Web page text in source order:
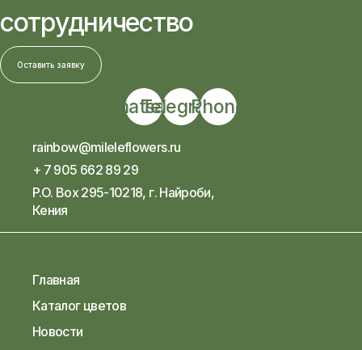
сотрудничество
Оставить заявку
Whatsapp
Telegram
Phone
rainbow@mileleflowers.ru
+ 7 905 662 89 29
P.O. Box 295-10218, г. Найроби,
Кения
Главная
Каталог цветов
Новости